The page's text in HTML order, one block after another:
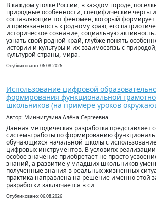
В каждом уголке России, в каждом городе,
природные особенности, специфические черты
составляющие тот феномен, который формирует
и привязанность к родному краю, его
историческое сознание, социальную
узнать свой родной край, глубже понять
истории и культуры и их взаимосвязь с
культурой страны, мира.
Опубликовано: 06.08.2026
Использование цифровой
формирования функциональной
школьников (на примере уроков
Автор: Миннигузина Алёна Сергеевна
Данная методическая разработка представляет
системы работы по формированию
обучающихся начальной школы с
цифровых инструментов. В условиях
особое значение приобретает не просто
знаний, а развитие у младших школьников
полученные знания в реальных жизненных
практика направлена на решение именно этой
разработки заключается в си
Опубликовано: 06.08.2026